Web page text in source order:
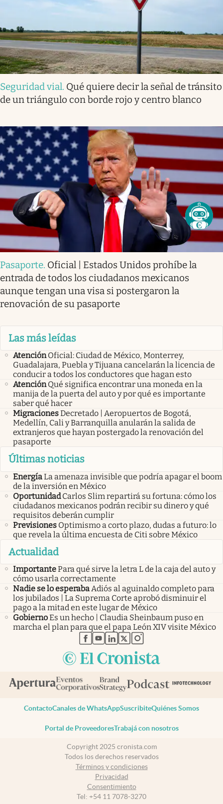
Seguridad vial. Qué quiere decir la señal de tránsito
de un triángulo con borde rojo y centro blanco
Pasaporte. Oficial | Estados Unidos prohíbe la
entrada de todos los ciudadanos mexicanos
aunque tengan una visa si postergaron la
renovación de su pasaporte
Las más leídas
Atención Oficial: Ciudad de México, Monterrey,
Guadalajara, Puebla y Tijuana cancelarán la licencia de
conducir a todos los conductores que hagan esto
Atención Qué significa encontrar una moneda en la
manija de la puerta del auto y por qué es importante
saber qué hacer
MigracionesDecretado | Aeropuertos de Bogotá,
Medellín, Cali y Barranquilla anularán la salida de
extranjeros que hayan postergado la renovación del
pasaporte
Últimas noticias
EnergíaLa amenaza invisible que podría apagar el boom
de la inversión en México
Oportunidad Carlos Slim repartirá su fortuna: cómo los
ciudadanos mexicanos podrán recibir su dinero y qué
requisitos deberán cumplir
Previsiones Optimismo a corto plazo, dudas a futuro: lo
que revela la última encuesta de Citi sobre México
Actualidad
ImportantePara qué sirve la letra L de la caja del auto y
cómo usarla correctamente
Nadie se lo esperabaAdiós al aguinaldo completo para
los jubilados | La Suprema Corte aprobó disminuir el
pago a la mitad en este lugar de México
GobiernoEs un hecho | Claudia Sheinbaum puso en
marcha el plan para que el papa León XIV visite México
abre en nueva pestaña
abre en nueva pestaña
abre en nueva pestaña
abre en nueva pestaña
abre en nueva pestaña
ContactoCanales de WhatsAppSuscribiteQuiénes Somos
Portal de ProveedoresTrabajá con nosotros
Copyright 2025 cronista.com
Todos los derechos reservados
Términos y condiciones
Privacidad
Consentimiento
Tel: +54 11 7078-3270